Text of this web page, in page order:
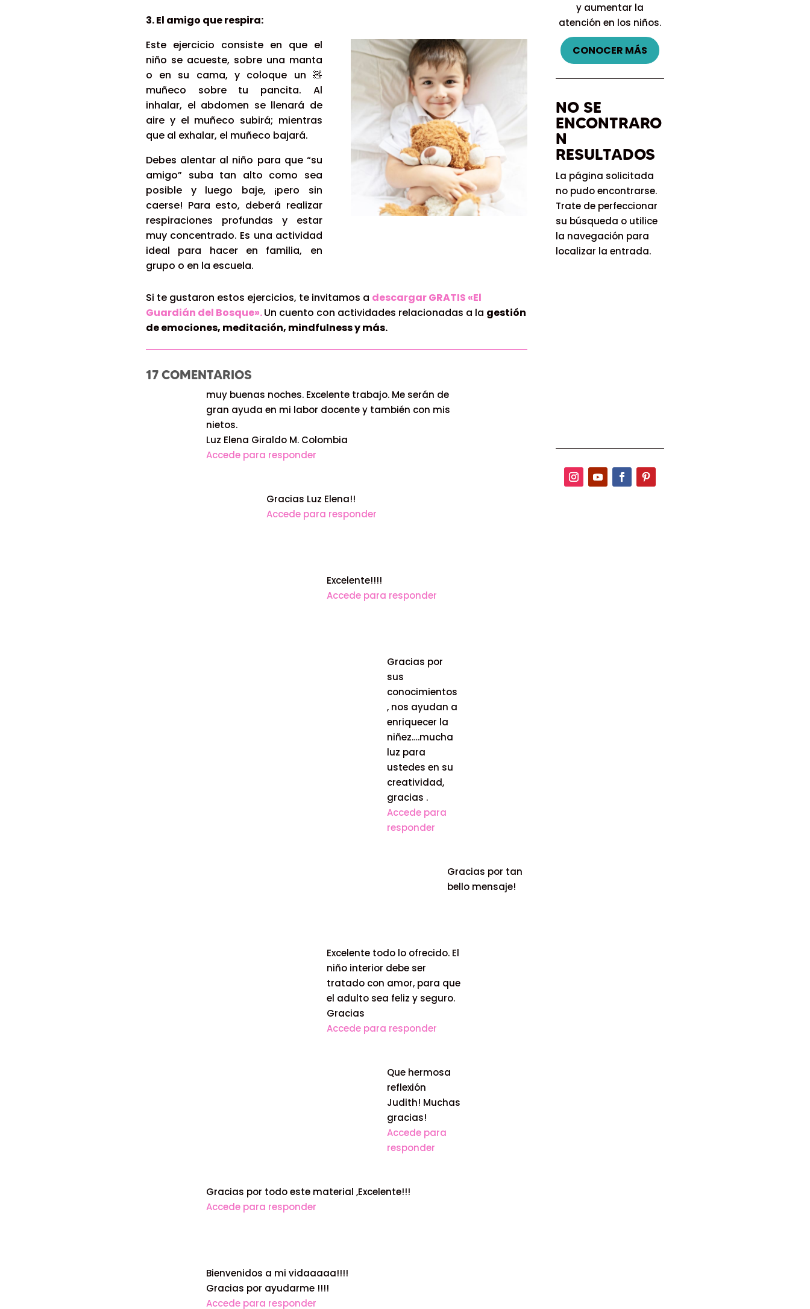
3. El amigo que respira:
Este ejercicio consiste en que el
niño se acueste, sobre una manta
o en su cama, y coloque un 🧸
muñeco sobre tu pancita. Al
inhalar, el abdomen se llenará de
aire y el muñeco subirá; mientras
que al exhalar, el muñeco bajará.
Debes alentar al niño para que “su
amigo” suba tan alto como sea
posible y luego baje, ¡pero sin
caerse! Para esto, deberá realizar
respiraciones profundas y estar
muy concentrado. Es una actividad
ideal para hacer en familia, en
grupo o en la escuela.
Si te gustaron estos ejercicios, te invitamos a descargar GRATIS «El
Guardián del Bosque».Un cuento con actividades relacionadas a la gestión
de emociones, meditación, mindfulness y más.
17 COMENTARIOS
muy buenas noches. Excelente trabajo. Me serán de
gran ayuda en mi labor docente y también con mis
nietos.
Luz Elena Giraldo M. Colombia
Accede para responder
Gracias Luz Elena!!
Accede para responder
Excelente!!!!
Accede para responder
Gracias por
sus
conocimientos
, nos ayudan a
enriquecer la
niñez….mucha
luz para
ustedes en su
creatividad,
gracias .
Accede para
responder
Gracias por tan
bello mensaje!
Excelente todo lo ofrecido. El
niño interior debe ser
tratado con amor, para que
el adulto sea feliz y seguro.
Gracias
Accede para responder
Que hermosa
reflexión
Judith! Muchas
gracias!
Accede para
responder
Gracias por todo este material ,Excelente!!!
Accede para responder
Bienvenidos a mi vidaaaaa!!!!
Gracias por ayudarme !!!!
Accede para responder
y aumentar la
atención en los niños.
CONOCER MÁS
NO SE
ENCONTRARO
N
RESULTADOS
La página solicitada
no pudo encontrarse.
Trate de perfeccionar
su búsqueda o utilice
la navegación para
localizar la entrada.